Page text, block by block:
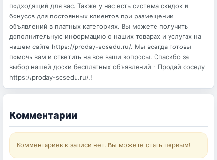
подходящий для вас. Также у нас есть система скидок и
бонусов для постоянных клиентов при размещении
объявлений в платных категориях. Вы можете получить
дополнительную информацию о наших товарах и услугах на
нашем сайте https://proday-sosedu.ru/. Мы всегда готовы
помочь вам и ответить на все ваши вопросы. Спасибо за
выбор нашей доски бесплатных объявлений - Продай соседу
https://proday-sosedu.ru/.!
Комментарии
Комментариев к записи нет. Вы можете стать первым!